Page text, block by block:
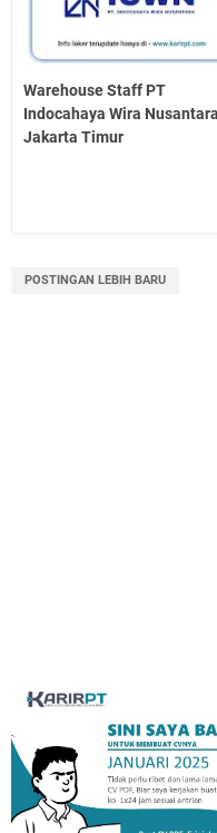
Warehouse Staff PT
Indocahaya Wira Nusantara
Jakarta Timur
POSTINGAN LEBIH BARU